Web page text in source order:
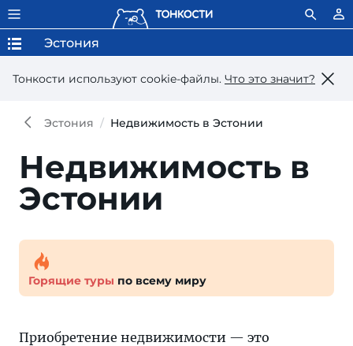
Тонкости используют сookie-файлы. Что это значит?
Эстония
Эстония Недвижимость в Эстонии
Недвижимость в
Эстонии
Горящие туры по всему миру
Приобретение недвижимости — это